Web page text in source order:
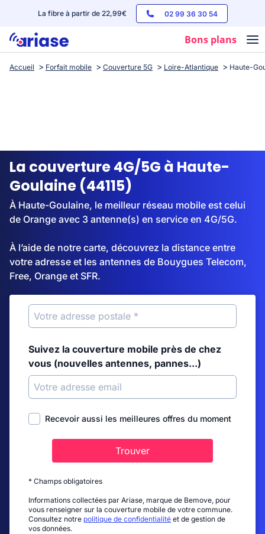
La fibre à partir de 22,99€ 02 99 36 30 54
Bons plans
Box internet
Streaming
Accueil Forfait mobile Couverture 5G Loire-Atlantique Haute-
La couverture 4G/5G à Haute-
Goulaine (44115)
À Haute-Goulaine, le meilleur réseau mobile est celui
de Orange avec 3 antenne(s) en service en 4G/5G.
À l’aide de notre carte, découvrez la distance entre
votre adresse et les antennes de Bouygues Telecom,
Free, Orange et SFR.
Suivez la couverture mobile près de chez
vous (nouvelles antennes, pannes...)
Recevoir aussi les meilleures offres du moment
Trouver
* Champs obligatoires
Informations collectées par Ariase, marque de Bemove, pour
vous renseigner sur la couverture mobile de votre commune.
Consultez notre politique de confidentialité et de gestion de
vos données.